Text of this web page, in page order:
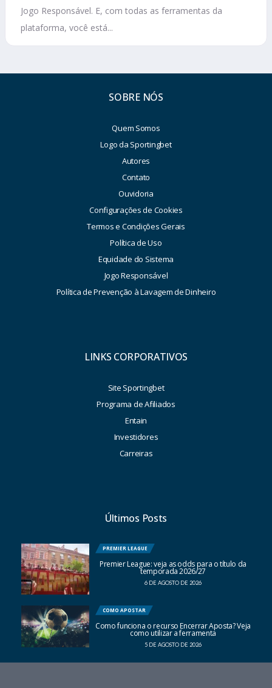
Jogo Responsável. E, com todas as ferramentas da
plataforma, você está...
SOBRE NÓS
Quem Somos
Logo da Sportingbet
Autores
Contato
Ouvidoria
Configurações de Cookies
Termos e Condições Gerais
Política de Uso
Equidade do Sistema
Jogo Responsável
Política de Prevenção à Lavagem de Dinheiro
LINKS CORPORATIVOS
Site Sportingbet
Programa de Afiliados
Entain
Investidores
Carreiras
Últimos Posts
PREMIER LEAGUE
Premier League: veja as odds para o título da
temporada 2026/27
6 DE AGOSTO DE 2026
COMO APOSTAR
Como funciona o recurso Encerrar Aposta? Veja
como utilizar a ferramenta
5 DE AGOSTO DE 2026